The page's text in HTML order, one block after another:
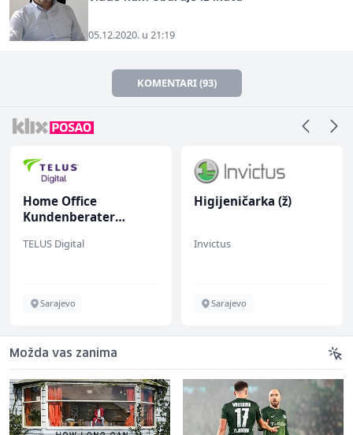
05.12.2020. u 21:19
KOMENTARI (93)
Home Office
Kundenberater
TELUS Digital
Sarajevo
Higijeničarka (ž)
Invictus
Sarajevo
Možda vas zanima